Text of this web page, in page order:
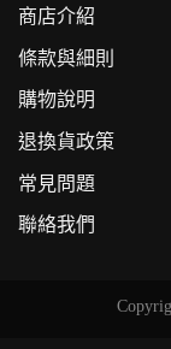
商店介紹
條款與細則
購物說明
退換貨政策
常見問題
聯絡我們